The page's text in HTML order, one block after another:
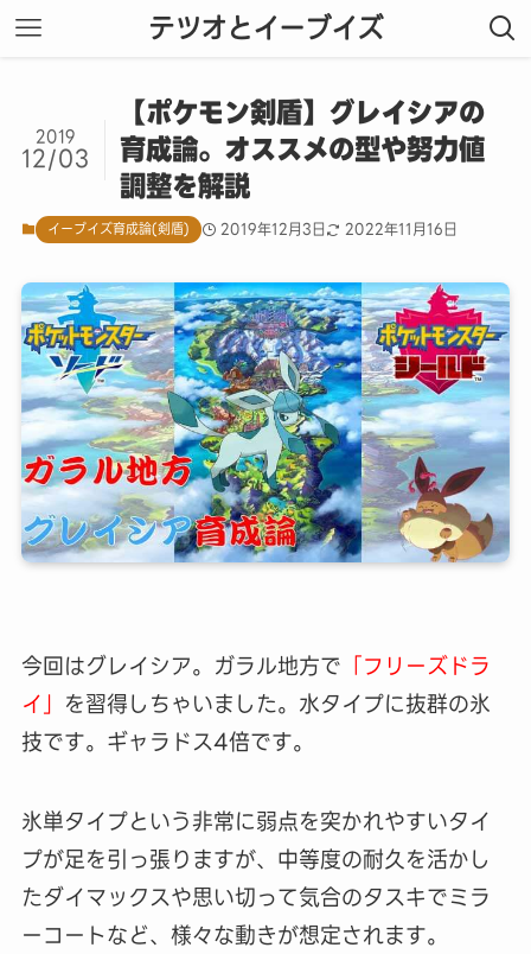
テツオとイーブイズ
【ポケモン剣盾】グレイシアの
育成論。オススメの型や努力値
調整を解説
2019
12/03
イーブイズ育成論(剣盾) 2019年12月3日 2022年11月16日
今回はグレイシア。ガラル地方で 「フリーズドラ
イ」 を習得しちゃいました。水タイプに抜群の氷
技です。ギャラドス4倍です。
氷単タイプという非常に弱点を突かれやすいタイ
プが足を引っ張りますが、中等度の耐久を活かし
たダイマックスや思い切って気合のタスキでミラ
ーコートなど、様々な動きが想定されます。